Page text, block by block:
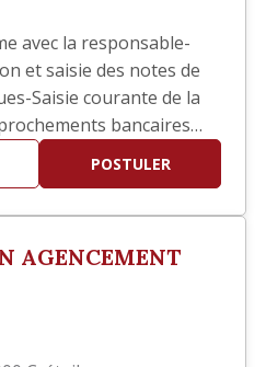
avec la responsable-
et saisie des notes de
Saisie courante de la
bancaires
situations comptables-
pointages des ouvriers
POSTULER
AGENCEMENT